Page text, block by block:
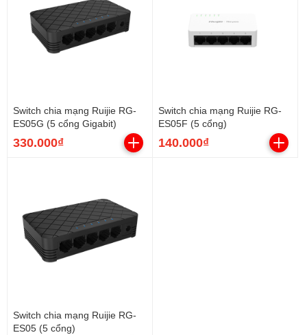
Switch chia mạng Ruijie RG-
ES05G (5 cổng Gigabit)
330.000₫
Switch chia mạng Ruijie RG-
ES05F (5 cổng)
140.000₫
Switch chia mạng Ruijie RG-
ES05 (5 cổng)